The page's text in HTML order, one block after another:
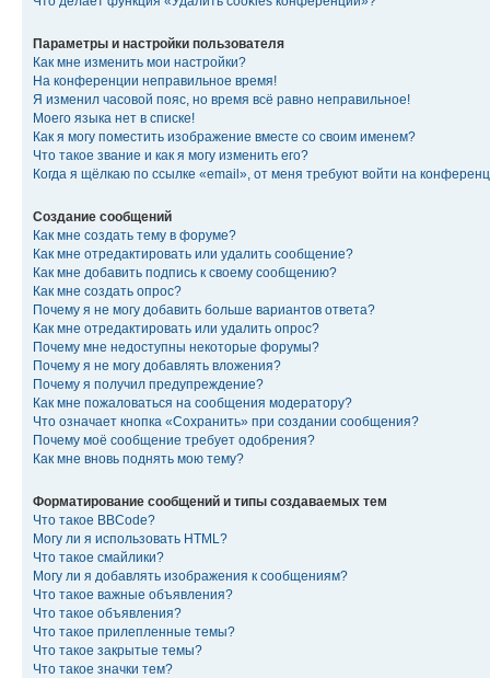
Параметры и настройки пользователя
Как мне изменить мои настройки?
На конференции неправильное время!
Я изменил часовой пояс, но время всё равно неправильное!
Моего языка нет в списке!
Как я могу поместить изображение вместе со своим именем?
Что такое звание и как я могу изменить его?
Когда я щёлкаю по ссылке «email», от меня требуют войти на
Создание сообщений
Как мне создать тему в форуме?
Как мне отредактировать или удалить сообщение?
Как мне добавить подпись к своему сообщению?
Как мне создать опрос?
Почему я не могу добавить больше вариантов ответа?
Как мне отредактировать или удалить опрос?
Почему мне недоступны некоторые форумы?
Почему я не могу добавлять вложения?
Почему я получил предупреждение?
Как мне пожаловаться на сообщения модератору?
Что означает кнопка «Сохранить» при создании сообщения?
Почему моё сообщение требует одобрения?
Как мне вновь поднять мою тему?
Форматирование сообщений и типы создаваемых тем
Что такое BBCode?
Могу ли я использовать HTML?
Что такое смайлики?
Могу ли я добавлять изображения к сообщениям?
Что такое важные объявления?
Что такое объявления?
Что такое прилепленные темы?
Что такое закрытые темы?
Что такое значки тем?